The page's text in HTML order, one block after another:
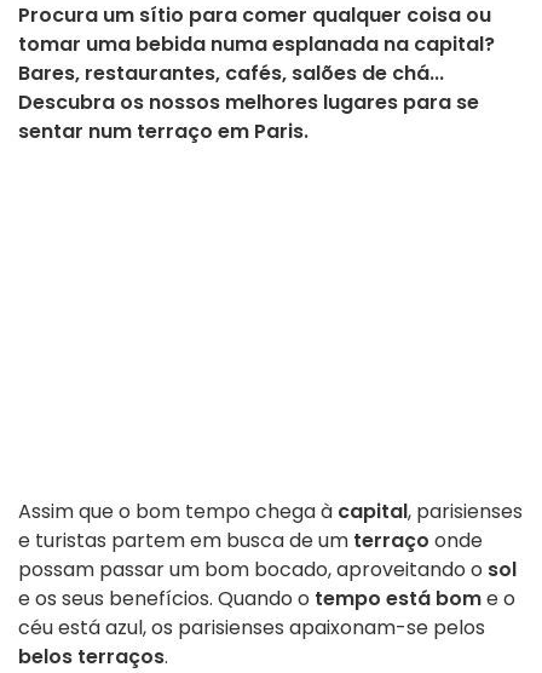
Procura um sítio para comer qualquer coisa ou
tomar uma bebida numa esplanada na capital?
Bares, restaurantes, cafés, salões de chá...
Descubra os nossos melhores lugares para se
sentar num terraço em Paris.
Assim que o bom tempo chega à capital, parisienses
e turistas partem em busca de um terraço onde
possam passar um bom bocado, aproveitando o sol
e os seus benefícios. Quando o tempo está bome o
céu está azul, os parisienses apaixonam-se pelos
belos terraços.